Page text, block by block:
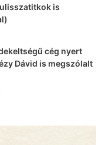
is
cég nyert
Dávid is megszólalt